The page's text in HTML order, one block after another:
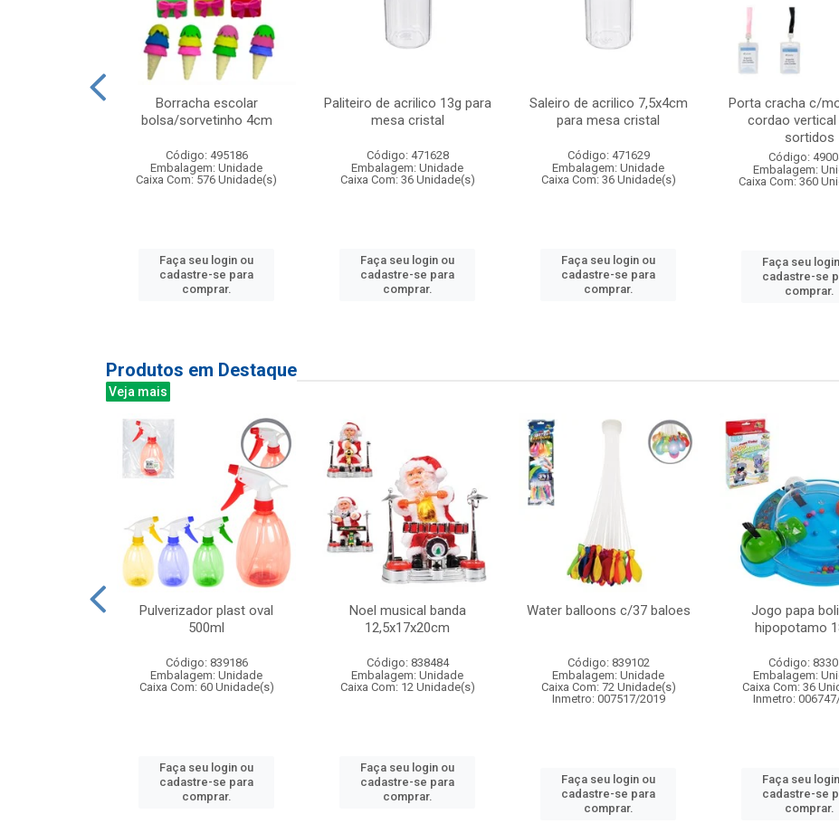
Borracha escolar
bolsa/sorvetinho 4cm
Código: 495186
Embalagem: Unidade
Caixa Com: 576 Unidade(s)
Faça seu login ou
cadastre-se para
comprar.
Paliteiro de acrilico 13g para
mesa cristal
Código: 471628
Embalagem: Unidade
Caixa Com: 36 Unidade(s)
Faça seu login ou
cadastre-se para
comprar.
Saleiro de acrilico 7,5x4cm
para mesa cristal
Código: 471629
Embalagem: Unidade
Caixa Com: 36 Unidade(s)
Faça seu login ou
cadastre-se para
comprar.
Porta cracha c/
cordao
sortidos
Código:
Embalagem:
Caixa Com: 360
Faça seu
cadastre-se
comprar.
Produtos em Destaque
Veja mais
Pulverizador plast oval
500ml
Código: 839186
Embalagem: Unidade
Caixa Com: 60 Unidade(s)
Faça seu login ou
cadastre-se para
comprar.
Noel musical banda
12,5x17x20cm
Código: 838484
Embalagem: Unidade
Caixa Com: 12 Unidade(s)
Faça seu login ou
cadastre-se para
comprar.
Water balloons c/37 baloes
Código: 839102
Embalagem: Unidade
Caixa Com: 72 Unidade(s)
Inmetro: 007517/2019
Faça seu login ou
cadastre-se para
comprar.
Jogo papa
hipopotamo
Código:
Embalagem:
Caixa Com: 36
Inmetro:
Faça seu
cadastre-se
comprar.